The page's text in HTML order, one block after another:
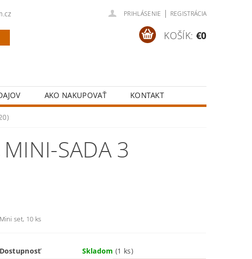
PRIHLÁSENIE | REGISTRÁCIA
KOŠÍK: €0
AKO NAKUPOVAŤ KONTAKT
SADA 3
Mini set, 10 ks
Dostupnosť Skladom(1 ks)